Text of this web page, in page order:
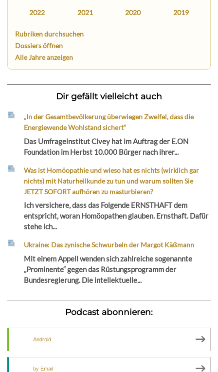
2022 2021 2020 2019
Rubriken durchsuchen
Dossiers öffnen
Alle Jahre anzeigen
Dir gefällt vielleicht auch
„In der Gesamtbevölkerung überwiegen Zweifel, dass die
Energiewende Wohlstand sichert“
Das Umfrageinstitut Civey hat im Auftrag der E.ON
Foundation im Herbst 10.000 Bürger nach ihrer...
Was ist Homöopathie und wieso hat es nichts (wirklich gar
nichts) mit Naturheilkunde zu tun und warum sollten Sie
JETZT SOFORT aufhören zu masturbieren?
Ich versichere, dass das Folgende ERNSTHAFT dem
entspricht, woran Homöopathen glauben. Ernsthaft. Dafür
stehe ich...
Ukraine: Das zynische Schwurbeln der Margot Käßmann
Mit einem Appell wenden sich zahlreiche sogenannte
„Prominente“ gegen das Rüstungsprogramm der
Bundesregierung. Die intellektuelle...
Podcast abonnieren:
Android
by Email